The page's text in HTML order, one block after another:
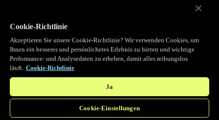
Programmierbarer Cache
Erhalten Sie vollständigen programmatischen Zugriff auf das
legendäre Caching, das unser CDN antreibt.
Cookie-Richtlinie
Akzeptieren Sie unsere Cookie-Richtlinie? Wir verwenden Cookies, um
Ihnen ein besseres und persönlicheres Erlebnis zu bieten und wichtige
Performance- und Analysedaten zu erheben, damit alles reibungslos
läuft. Cookie-Richtlinie
Ja
Cookie-Einstellungen